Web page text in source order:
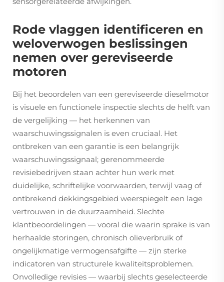
Rode vlaggen identificeren en
weloverwogen beslissingen
nemen over gereviseerde
motoren
Bij het beoordelen van een gereviseerde dieselmotor
is visuele en functionele inspectie slechts de helft van
de vergelijking — het herkennen van
waarschuwingssignalen is even cruciaal. Het
ontbreken van een garantie is een belangrijk
waarschuwingssignaal; gerenommeerde
revisiebedrijven staan achter hun werk met
duidelijke, schriftelijke voorwaarden, terwijl vaag of
ontbrekend dekkingsgebied weerspiegelt een lage
vertrouwen in de duurzaamheid. Slechte
klantbeoordelingen — vooral die waarin sprake is van
herhaalde storingen, chronisch olieverbruik of
ongelijkmatige vermogensafgifte — zijn sterke
indicatoren van structurele kwaliteitsproblemen.
Onvolledige revisies — waarbij slechts geselecteerde